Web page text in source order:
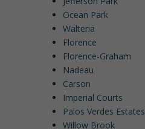
Ocean Park
Walteria
Florence
Florence-Graham
Nadeau
Carson
Imperial Courts
Palos Verdes Estates
Willow Brook